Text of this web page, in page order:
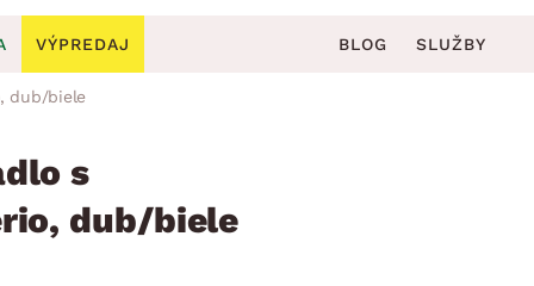
Kúpeľňové doplnky
stoličky a kreslá
Záhradné lavice
VÝPREDAJ BLOG SLUŽBY
dub/biele
s
dub/biele